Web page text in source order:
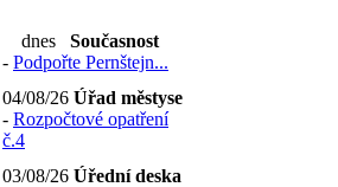
dnes Současnost
- Podpořte Pernštejn...
04/08/26 Úřad městyse
- Rozpočtové opatření
č.4
03/08/26 Úřední deska